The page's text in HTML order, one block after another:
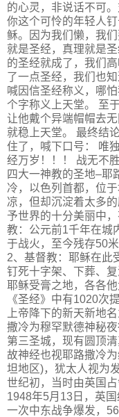
的心灵，非说话不可
你这个可怜的年轻人
稣。因为我们懒，我
就是圣经，真理就是
的圣经就成了，我们
了一点圣经，我们也
喊因信圣经称义，哪
个字称义上天堂。 至
让他戴个异端帽帽去
就稳上天堂。 最终结
住了，喊下口号： 唯
经万岁！！！ 战无不
四大一神教的圣地–耶
冷，以色列首都，位
凉，但却沉淀着太多
予世界的十分美丽中
教：公元前1千年在城
于战火，至今残存50
2、基督教：耶稣在此
钉死十字架、下葬、
耶稣受膏之地，各各
《圣经》中有1020次
上帝降下的新天新地
撒冷为穆罕默德神秘
第三圣城，现有圆顶
故神经也视耶路撒冷
坦地区)，犹太人视为
世纪初，当时由英国
1948年5月13日，英
一次中东战争爆发，